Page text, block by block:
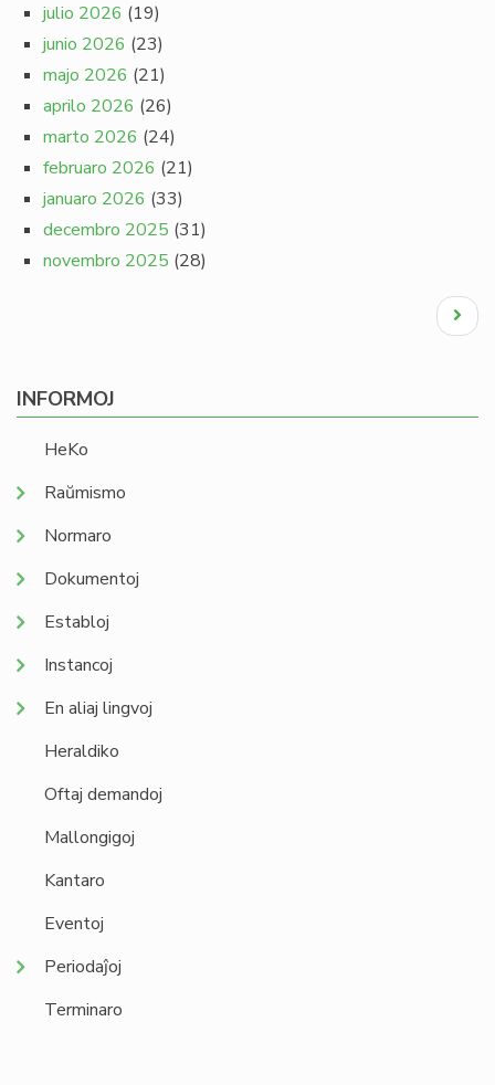
julio 2026 (19)
junio 2026 (23)
majo 2026 (21)
aprilo 2026 (26)
marto 2026 (24)
februaro 2026 (21)
januaro 2026 (33)
decembro 2025 (31)
novembro 2025 (28)
Next
page
INFORMOJ
HeKo
Raŭmismo
Normaro
Dokumentoj
Establoj
Instancoj
En aliaj lingvoj
Heraldiko
Oftaj demandoj
Mallongigoj
Kantaro
Eventoj
Periodaĵoj
Terminaro